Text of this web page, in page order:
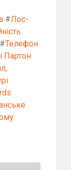
#Лос-
#Телефон
Партон